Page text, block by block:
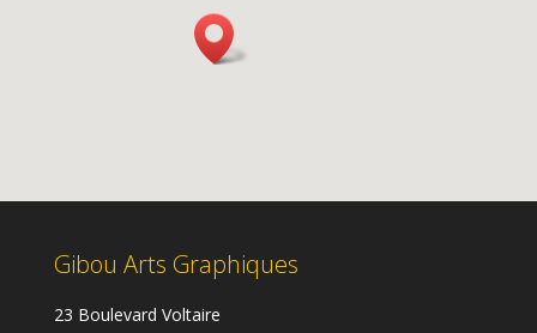
Gibou Arts Graphiques
23 Boulevard Voltaire